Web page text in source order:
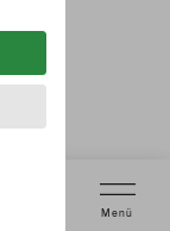
Menü